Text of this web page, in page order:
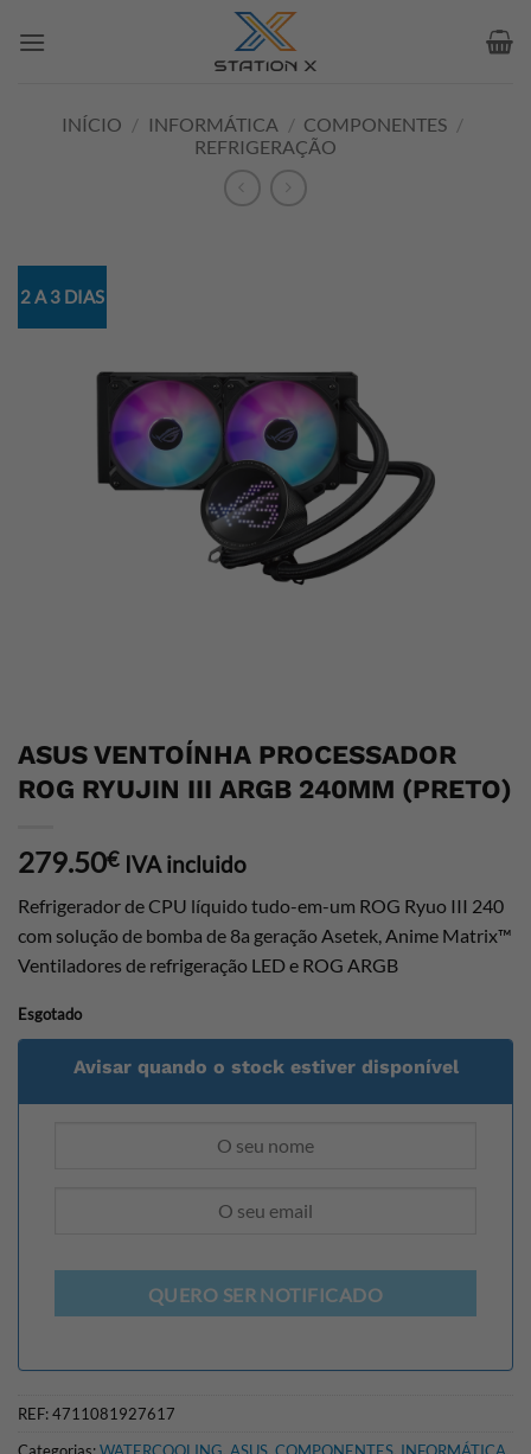
INÍCIO / INFORMÁTICA / COMPONENTES /
REFRIGERAÇÃO
2 A 3 DIAS
ASUS VENTOÍNHA PROCESSADOR
ROG RYUJIN III ARGB 240MM (PRETO)
279.50€ IVA incluido
Refrigerador de CPU líquido tudo-em-um ROG Ryuo III 240
com solução de bomba de 8a geração Asetek, Anime Matrix™
Ventiladores de refrigeração LED e ROG ARGB
Esgotado
Avisar quando o stock estiver disponível
QUERO SER NOTIFICADO
REF:4711081927617